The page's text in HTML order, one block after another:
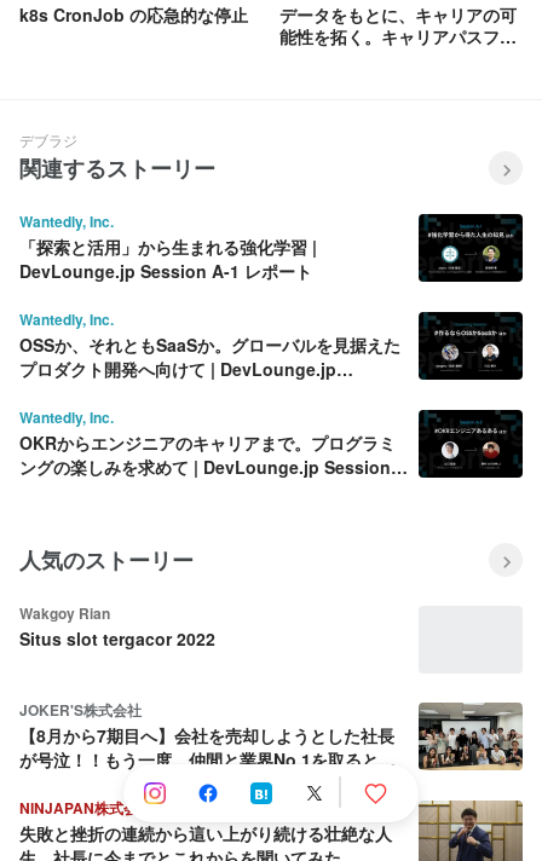
k8s CronJob の応急的な停止
データをもとに、キャリアの可
能性を拓く。キャリアパスファ
デブラジ
関連するストーリー
Wantedly, Inc.
「探索と活用」から生まれる強化学習 |
DevLounge.jp Session A-1 レポート
Wantedly, Inc.
OSSか、それともSaaSか。グローバルを見据えた
プロダクト開発へ向けて | DevLounge.jp
Wantedly, Inc.
OKRからエンジニアのキャリアまで。プログラミ
ングの楽しみを求めて | DevLounge.jp Session
人気のストーリー
Wakgoy Rian
Situs slot tergacor 2022
JOKER'S株式会社
【8月から7期目へ】会社を売却しようとした社長
が号泣！！もう一度、仲間と業界No.1を取ると決
NINJAPAN株式会社
失敗と挫折の連続から這い上がり続ける壮絶な人